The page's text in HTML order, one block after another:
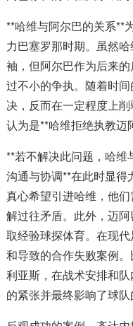
**哈维与阿尔巴的关系**
力巴塞罗那时期。虽然
袖，但阿尔巴作为后来
过不小的争执。随着时
决，反而在一定程度上
认为是**哈维拒绝执教迈
**若不解决此问题，哈维
沟通与协调**在此时显
真心希望引进哈维，他
解过往矛盾。此外，迈
取经验球探体育。在现
和导致的合作失败案例
利亚斯，在战术安排和
的紧张并最终影响了球队